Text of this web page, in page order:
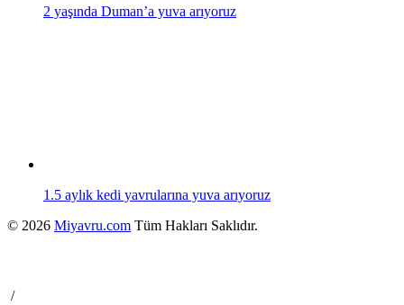
2 yaşında Duman’a yuva arıyoruz
1.5 aylık kedi yavrularına yuva arıyoruz
© 2026 Miyavru.com Tüm Hakları Saklıdır.
/